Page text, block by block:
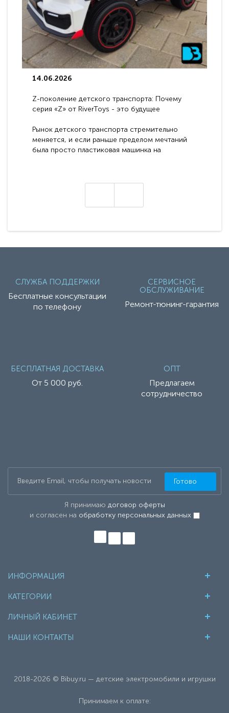
14.06.2026
Z-поколение детского транспорта: Почему
серия «Z» от RiverToys - это будущее
Рынок детского транспорта стремительно
меняется, и если раньше пределом мечтаний
была просто пластиковая машинка на
СЛУЖБА ПОДДЕРЖКИ
Бесплатные консультации
по телефону
СЕРВИСНОЕ
ОБСЛУЖИВАНИЕ
Ремонт-тюнинг-гарантия
БЕСПЛАТНАЯ ДОСТАВКА
От 5 000 руб.
ОПТ
Предлагаем
сотрудничество
Я принимаю договор оферты
и согласен на обработку персональных данных
Готово
ИНФОРМАЦИЯ
КАТЕГОРИИ
ЛИЧНЫЙ КАБИНЕТ
НАШИ КОНТАКТЫ
2018-2026 © Bibuy.ru — детские электромобили и игрушки
Принимаем к оплате: